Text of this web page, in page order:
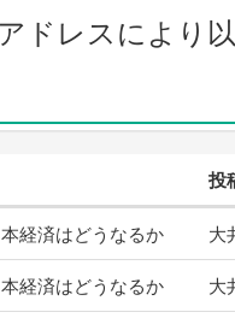
ドレスにより
投
経済はどうなるか 大
経済はどうなるか 大